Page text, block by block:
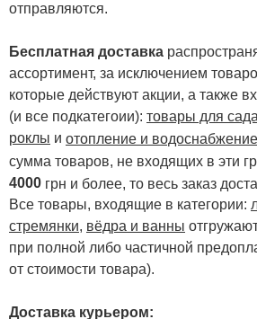
отправляются.
Бесплатная доставка
ассортимент, за исключением
которые действуют акции, а также
(и все подкатегоии): товары для сада
роклы и отопление и водоснабжение
сумма товаров, не входящих в эти
4000 грн и более, то весь заказ
Все товары, входящие в категории:
стремянки, вёдра и ванны
при полной либо частичной
от стоимости товара).
Доставка курьером: